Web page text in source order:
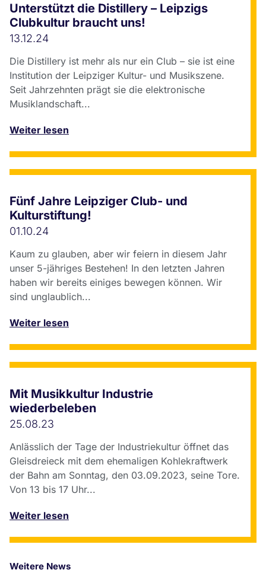
Unterstützt die Distillery – Leipzigs
Clubkultur braucht uns!
13.12.24
Die Distillery ist mehr als nur ein Club – sie ist eine
Institution der Leipziger Kultur- und Musikszene.
Seit Jahrzehnten prägt sie die elektronische
Musiklandschaft...
Weiter lesen
Fünf Jahre Leipziger Club- und
Kulturstiftung!
01.10.24
Kaum zu glauben, aber wir feiern in diesem Jahr
unser 5-jähriges Bestehen! In den letzten Jahren
haben wir bereits einiges bewegen können. Wir
sind unglaublich...
Weiter lesen
Mit Musikkultur Industrie
wiederbeleben
25.08.23
Anlässlich der Tage der Industriekultur öffnet das
Gleisdreieck mit dem ehemaligen Kohlekraftwerk
der Bahn am Sonntag, den 03.09.2023, seine Tore.
Von 13 bis 17 Uhr...
Weiter lesen
Weitere News